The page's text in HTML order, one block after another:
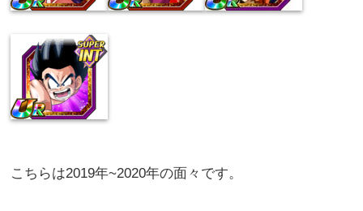
こちらは2019年~2020年の面々です。